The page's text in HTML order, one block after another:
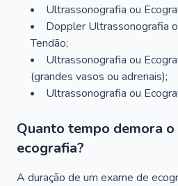
Ultrassonografia ou
Doppler Ultrassonografia
Tendão;
Ultrassonografia ou
(grandes vasos ou adrenais);
Ultrassonografia ou
Quanto tempo demora o
ecografia?
A duração de um exame de